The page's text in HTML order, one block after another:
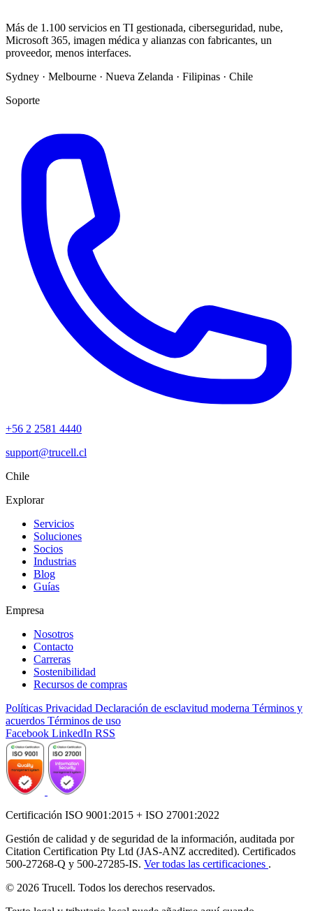
Más de 1.100 servicios en TI gestionada, ciberseguridad, nube,
Microsoft 365, imagen médica y alianzas con fabricantes, un
proveedor, menos interfaces.
Sydney · Melbourne · Nueva Zelanda · Filipinas · Chile
Soporte
+56 2 2581 4440
support@trucell.cl
Chile
Explorar
Servicios
Soluciones
Socios
Industrias
Blog
Guías
Empresa
Nosotros
Contacto
Carreras
Sostenibilidad
Recursos de compras
Políticas Privacidad Declaración de esclavitud moderna Términos y
acuerdos Términos de uso
Facebook LinkedIn RSS
Certificación ISO 9001:2015 + ISO 27001:2022
Gestión de calidad y de seguridad de la información, auditada por
Citation Certification Pty Ltd (JAS-ANZ accredited). Certificados
500-27268-Q y 500-27285-IS. Ver todas las certificaciones .
© 2026 Trucell. Todos los derechos reservados.